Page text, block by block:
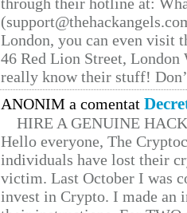
London, you can even visit
46 Red Lion Street, London
really know their stuff!
ANONIM a comentat
HIRE A GENUINE
Hello everyone, The
individuals have lost their
victim. Last October I was
invest in Crypto. I made